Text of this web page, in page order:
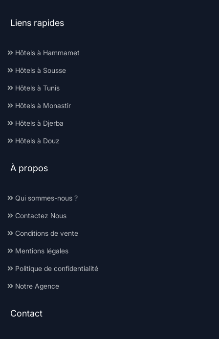
Liens rapides
Hôtels à Hammamet
Hôtels à Sousse
Hôtels à Tunis
Hôtels à Monastir
Hôtels à Djerba
Hôtels à Douz
À propos
Qui sommes-nous ?
Contactez Nous
Conditions de vente
Mentions légales
Politique de confidentialité
Notre Agence
Contact